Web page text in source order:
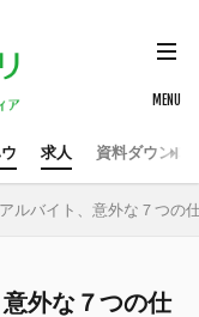
求人 資料ダウンロ
ルバイト、意外な７つの
外な７つの仕